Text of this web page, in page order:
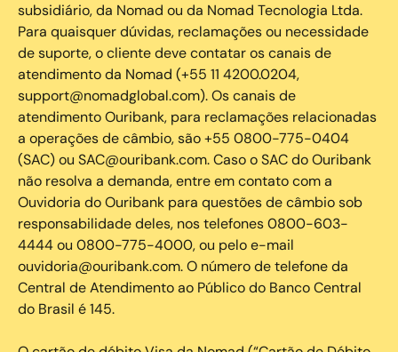
subsidiário, da Nomad ou da Nomad Tecnologia Ltda.
Para quaisquer dúvidas, reclamações ou necessidade
de suporte, o cliente deve contatar os canais de
atendimento da Nomad (+55 11 4200.0204,
support@nomadglobal.com). Os canais de
atendimento Ouribank, para reclamações relacionadas
a operações de câmbio, são +55 0800-775-0404
(SAC) ou SAC@ouribank.com. Caso o SAC do Ouribank
não resolva a demanda, entre em contato com a
Ouvidoria do Ouribank para questões de câmbio sob
responsabilidade deles, nos telefones 0800-603-
4444 ou 0800-775-4000, ou pelo e-mail
ouvidoria@ouribank.com. O número de telefone da
Central de Atendimento ao Público do Banco Central
do Brasil é 145.